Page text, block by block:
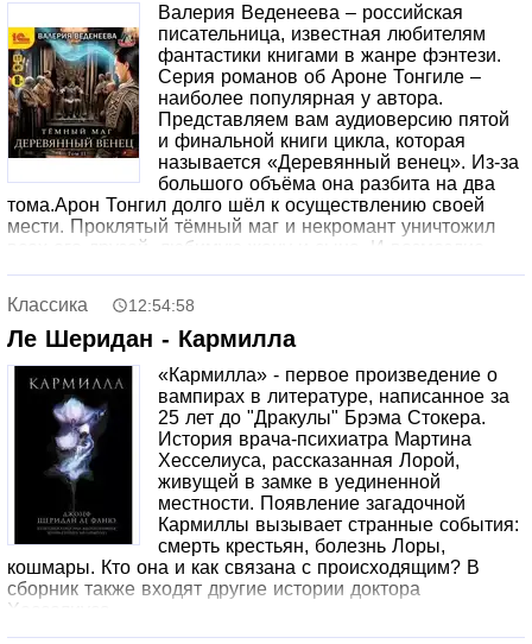
Валерия Веденеева – российская
писательница, известная любителям
фантастики книгами в жанре фэнтези.
Серия романов об Ароне Тонгиле –
наиболее популярная у автора.
Представляем вам аудиоверсию пятой
и финальной книги цикла, которая
называется «Деревянный венец». Из-за
большого объёма она разбита на два
тома.Арон Тонгил долго шёл к осуществлению своей
мести. Проклятый тёмный маг и некромант уничтожил
всех его друзей, любимую жену и сына. И возмездие
магической клетке демона. Всем известно коварство
таких созданий, но… За свободу демон пообещал герою,
что близкие ему люди вновь будут живы, и Арон не смог
отказаться от сделки. Демон не солгал, но не открыл и
всей правды. Герой попадает в параллельный мир, где
целы и невредимы любимые им люди, вот только сам
Арон теперь совсем другой человек – здесь он тёмный
маг и некромант, всем ненавистный и всех
страшащий.Меж тем сын героя похищен. У похитителей
благие намерения – спасти юнца от ужасной участи,
которую якобы уготовил ему тёмный маг. Мальчик не
знает ни кто его отец на самом деле, ни то, что ужасный
некромант Арон Тонгил вовсе не угрожает его жизни, а
напротив, не пощадит сил, чтобы её сберечь. Меж тем
наступает Время Хаоса. История неумолимо движется к
финалу. Тёмному магу предстоит выполнить обещания и
Классика 12:54:58
Ле Шеридан - Кармилла
«Кармилла» - первое произведение о
вампирах в литературе, написанное за
25 лет до "Дракулы" Брэма Стокера.
История врача-психиатра Мартина
Хесселиуса, рассказанная Лорой,
живущей в замке в уединенной
местности. Появление загадочной
Кармиллы вызывает странные события:
смерть крестьян, болезнь Лоры,
кошмары. Кто она и как связана с происходящим? В
сборник также входят другие истории доктора
Хесселиуса.